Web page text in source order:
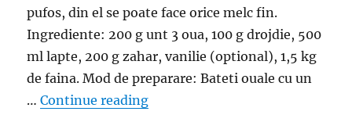
pufos, din el se poate face orice melc fin.
Ingrediente: 200 g unt 3 oua, 100 g drojdie, 500
ml lapte, 200 g zahar, vanilie (optional), 1,5 kg
de faina. Mod de preparare: Bateti ouale cu un
…Continue reading“Melci dospiti la cuptor- Usor